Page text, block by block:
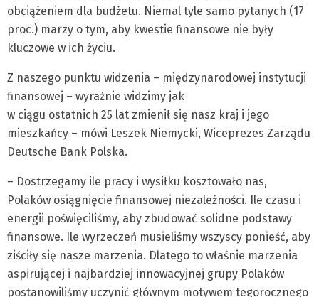
obciążeniem dla budżetu. Niemal tyle samo pytanych (17
proc.) marzy o tym, aby kwestie finansowe nie były
kluczowe w ich życiu.
Z naszego punktu widzenia – międzynarodowej instytucji
finansowej – wyraźnie widzimy jak
w ciągu ostatnich 25 lat zmienił się nasz kraj i jego
mieszkańcy – mówi Leszek Niemycki, Wiceprezes Zarządu
Deutsche Bank Polska.
– Dostrzegamy ile pracy i wysiłku kosztowało nas,
Polaków osiągnięcie finansowej niezależności. Ile czasu i
energii poświęciliśmy, aby zbudować solidne podstawy
finansowe. Ile wyrzeczeń musieliśmy wszyscy ponieść, aby
ziściły się nasze marzenia. Dlatego to właśnie marzenia
aspirującej i najbardziej innowacyjnej grupy Polaków
postanowiliśmy uczynić głównym motywem tegorocznego